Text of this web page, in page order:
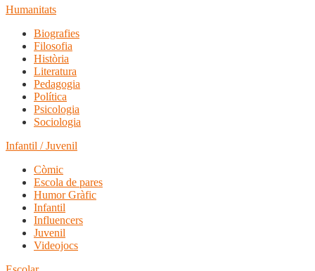
Humanitats
Biografies
Filosofia
Història
Literatura
Pedagogia
Política
Psicologia
Sociologia
Infantil / Juvenil
Còmic
Escola de pares
Humor Gràfic
Infantil
Influencers
Juvenil
Videojocs